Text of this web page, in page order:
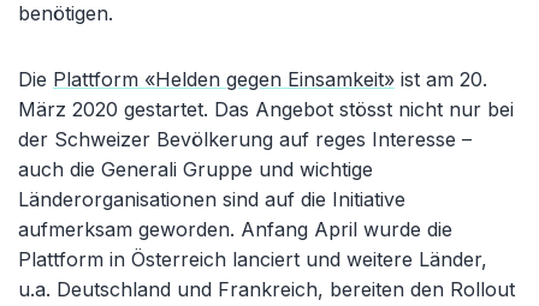
benötigen.
Die Plattform «Helden gegen Einsamkeit» ist am 20.
März 2020 gestartet. Das Angebot stösst nicht nur bei
der Schweizer Bevölkerung auf reges Interesse –
auch die Generali Gruppe und wichtige
Länderorganisationen sind auf die Initiative
aufmerksam geworden. Anfang April wurde die
Plattform in Österreich lanciert und weitere Länder,
u.a. Deutschland und Frankreich, bereiten den Rollout